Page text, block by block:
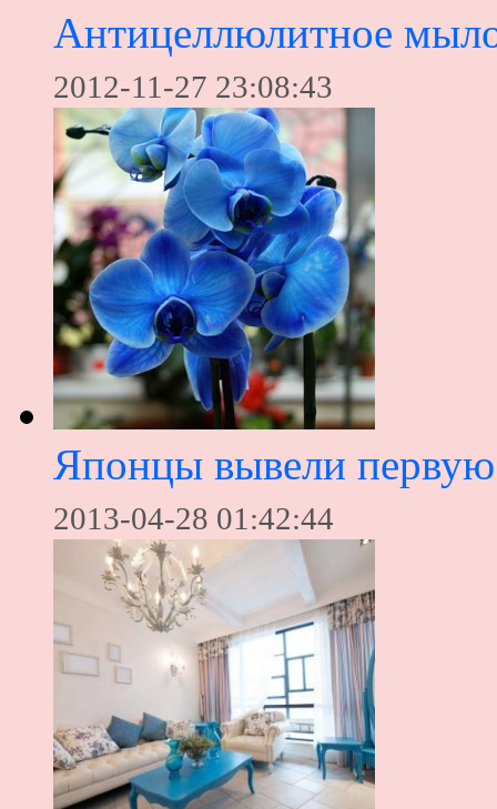
Антицеллюлитное
2012-11-27 23:08:43
Японцы вывели
2013-04-28 01:42:44